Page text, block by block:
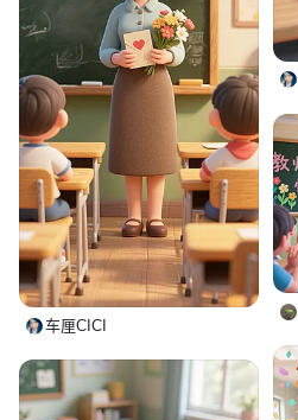
车厘CICI